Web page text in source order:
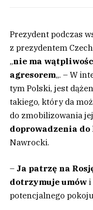
Prezydent podczas
z prezydentem
„nie ma
agresorem„. – W
tym Polski, jest
takiego, który da
do zmobilizowania
doprowadzenia
Nawrocki.
– Ja patrzę na
dotrzymuje umów i
potencjalnego